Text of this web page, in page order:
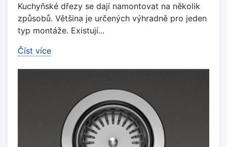
Kuchyňské dřezy se dají namontovat na několik
způsobů. Většina je určených výhradně pro jeden
typ montáže. Existují...
Číst více